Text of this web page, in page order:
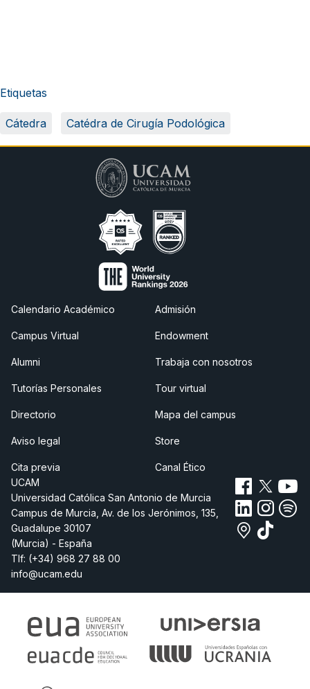
Etiquetas
Cátedra Catédra de Cirugía Podológica
Calendario Académico
Campus Virtual
Alumni
Tutorías Personales
Directorio
Aviso legal
Cita previa
Admisión
Endowment
Trabaja con nosotros
Tour virtual
Mapa del campus
Store
Canal Ético
UCAM
Universidad Católica San Antonio de Murcia
Campus de Murcia, Av. de los Jerónimos, 135,
Guadalupe 30107
(Murcia) - España
Tlf: (+34) 968 27 88 00
info@ucam.edu